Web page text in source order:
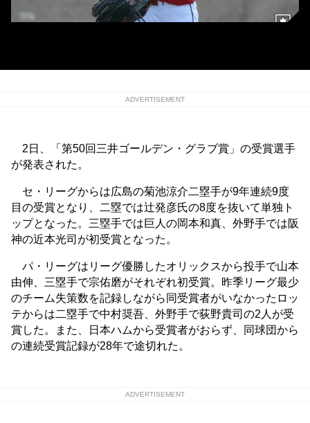
ADVERTISEMENT
2日、「第50回三井ゴールデン・グラブ賞」の受賞選手
が発表された。
セ・リーグからは広島の菊池涼介二塁手が9年連続9度
目の受賞となり、二塁では辻発彦氏の8度を抜いて単独ト
ップとなった。三塁手では巨人の岡本和真、外野手では阪
神の近本光司が初受賞となった。
パ・リーグはリーグ優勝したオリックスから投手で山本
由伸、三塁手で宗佑磨がそれぞれ初受賞。昨季リーグ最少
のチーム失策数を記録しながら同受賞者がいなかったロッ
テからは二塁手で中村奨吾、外野手で荻野貴司の2人が受
賞した。また、日本ハムから受賞者がおらず、同球団から
の連続受賞記録が28年で途切れた。
ADVERTISEMENT